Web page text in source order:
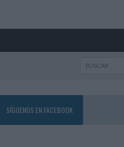
SÍGUENOS EN FACEBOOK